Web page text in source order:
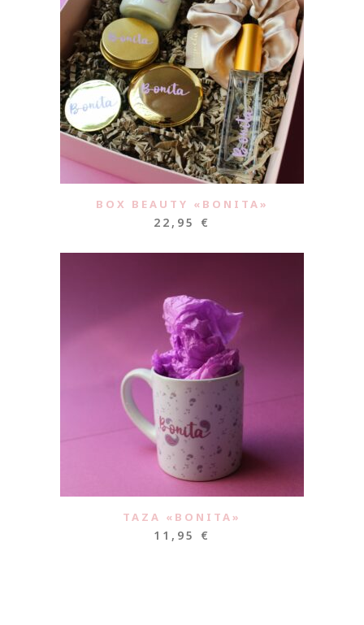
BOX BEAUTY «BONITA»
22,95 €
TAZA «BONITA»
11,95 €